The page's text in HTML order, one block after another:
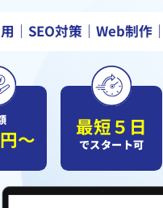
｜SEO対策｜Web制作
〜
最短５ 日
でスタート可